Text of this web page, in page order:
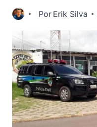
Por Erik Silva